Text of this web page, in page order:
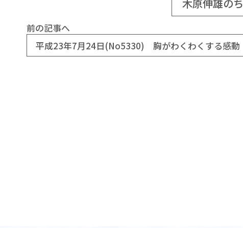
前の記事へ
平成23年7月24日(No5330) 胸がわくわくする感動